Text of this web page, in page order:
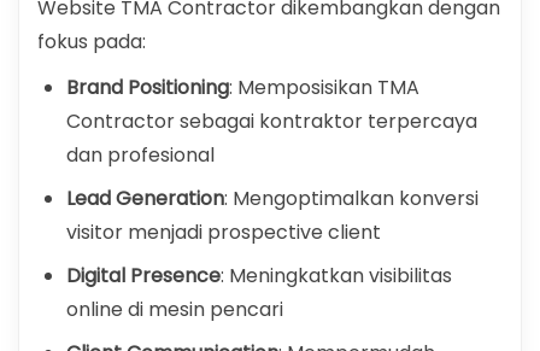
Website TMA Contractor dikembangkan dengan
fokus pada:
Brand Positioning: Memposisikan TMA
Contractor sebagai kontraktor terpercaya
dan profesional
Lead Generation: Mengoptimalkan konversi
visitor menjadi prospective client
Digital Presence: Meningkatkan visibilitas
online di mesin pencari